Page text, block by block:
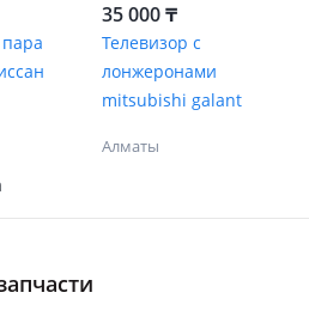
35 000 ₸
Телевизор с
лонжеронами
mitsubishi galant
Алматы